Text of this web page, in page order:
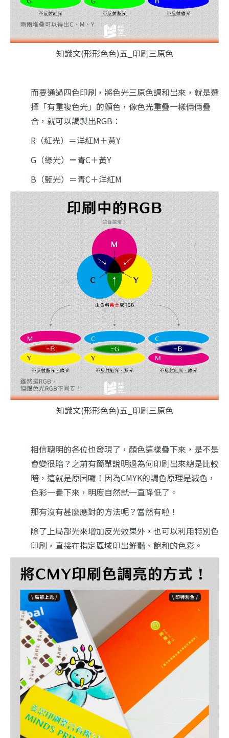
知識文(形形色色)五_印刷三原色
而要通過四色印刷，將色光三原色調和出來，就是選
擇「有重複色光」的顏色，像色光重疊一樣倆倆疊
合，就可以調製出RGB：
R（紅光）＝洋紅M＋黃Y
G（綠光）＝青C＋黃Y
B（藍光）＝青C＋洋紅M
知識文(形形色色)五_印刷三原色
相信聰明的各位也發現了，顏色這樣疊下來，是不是
會變很暗？之前有簡單說明過為何印刷出來總是比較
暗，這就是原因囉！ 因為CMYK的調色原理是減色，
色彩一疊下來，明度自然就一直降低了。
那有沒有甚麼應對的方法呢？當然有啦！
除了上局部光來增加反光效果外，也可以利用特別色
印刷，直接在指定區域印出鮮豔、飽和的色彩。